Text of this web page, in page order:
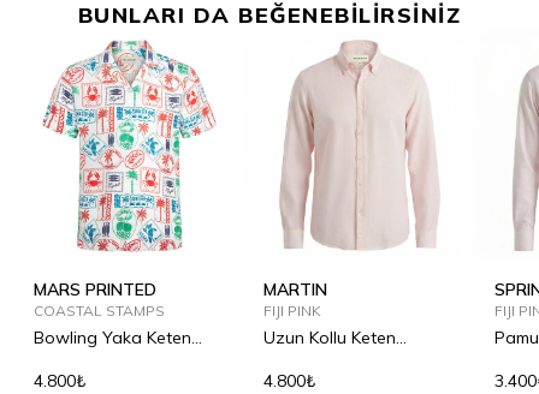
BUNLARI DA BEĞENEBİLİRSİNİZ
MARS PRINTED
COASTAL STAMPS
Bowling Yaka Keten
4.800₺
MARTIN
FIJI PINK
Uzun Kollu Keten
4.800₺
FIJI